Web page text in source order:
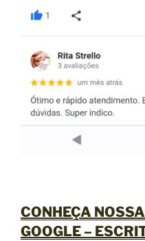
CONHEÇA
GOOGLE –